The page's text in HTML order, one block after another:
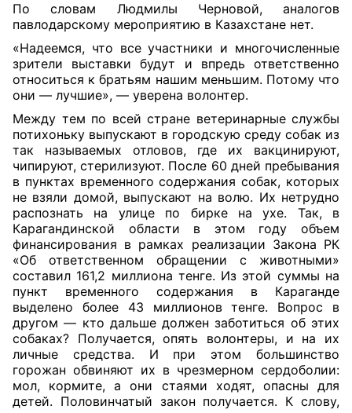
По словам Людмилы Черновой, аналогов
павлодарскому мероприятию в Казахстане нет.
«Надеемся, что все участники и многочисленные
зрители выставки будут и впредь ответственно
относиться к братьям нашим меньшим. Потому что
они — лучшие», — уверена волонтер.
Между тем по всей стране ветеринарные службы
потихоньку выпускают в городскую среду собак из
так называемых отловов, где их вакцинируют,
чипируют, стерилизуют. После 60 дней пребывания
в пунктах временного содержания собак, которых
не взяли домой, выпускают на волю. Их нетрудно
распознать на улице по бирке на ухе. Так, в
Карагандинской области в этом году объем
финансирования в рамках реализации Закона РК
«Об ответственном обращении с животными»
составил 161,2 миллиона тенге. Из этой суммы на
пункт временного содержания в Караганде
выделено более 43 миллионов тенге. Вопрос в
другом — кто дальше должен заботиться об этих
собаках? Получается, опять волонтеры, и на их
личные средства. И при этом большинство
горожан обвиняют их в чрезмерном сердоболии:
мол, кормите, а они стаями ходят, опасны для
детей. Половинчатый закон получается. К слову,